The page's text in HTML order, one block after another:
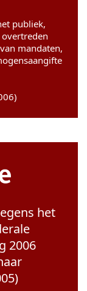
publiek,
mandaten,
het
2006